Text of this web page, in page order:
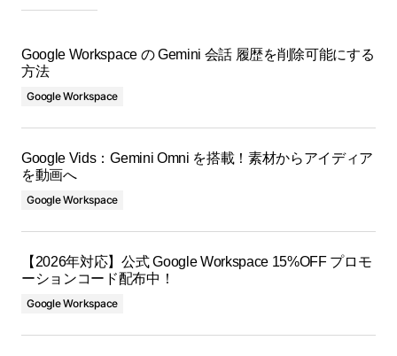
Google Workspace の Gemini 会話 履歴を削除可能にする
方法
Google Workspace
Google Vids：Gemini Omni を搭載！素材からアイディア
を動画へ
Google Workspace
【2026年対応】公式 Google Workspace 15%OFF プロモ
ーションコード配布中！
Google Workspace